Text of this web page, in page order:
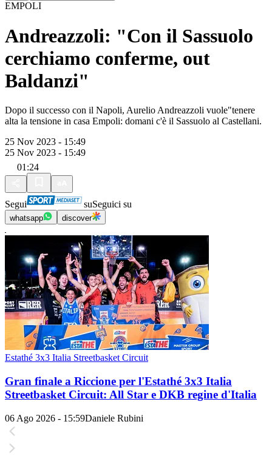
EMPOLI
Andreazzoli: "Con il Sassuolo
cerchiamo conferme, out
Baldanzi"
Dopo il successo con il Napoli, Aurelio Andreazzoli vuole"tenere
alta la tensione in casa Empoli: domani c'è il Sassuolo al Castellani.
25 Nov 2023 - 15:49
25 Nov 2023 - 15:49
01:24
Segui suSeguici su
whatsapp discover
Estathé 3x3 Italia Streetbasket Circuit
Gran finale a Riccione per l'Estathé 3x3 Italia
Streetbasket Circuit: All Star e DKB regine d'Italia
06 Ago 2026 - 15:59Daniele Rubini